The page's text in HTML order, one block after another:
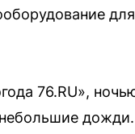
76.RU»,